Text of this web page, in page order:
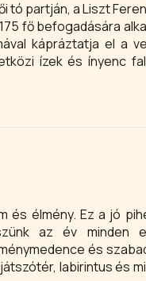
kápráztatja el a
ízek és ínyenc
és élmény. Ez a jó
az év minden
és
labirintus és